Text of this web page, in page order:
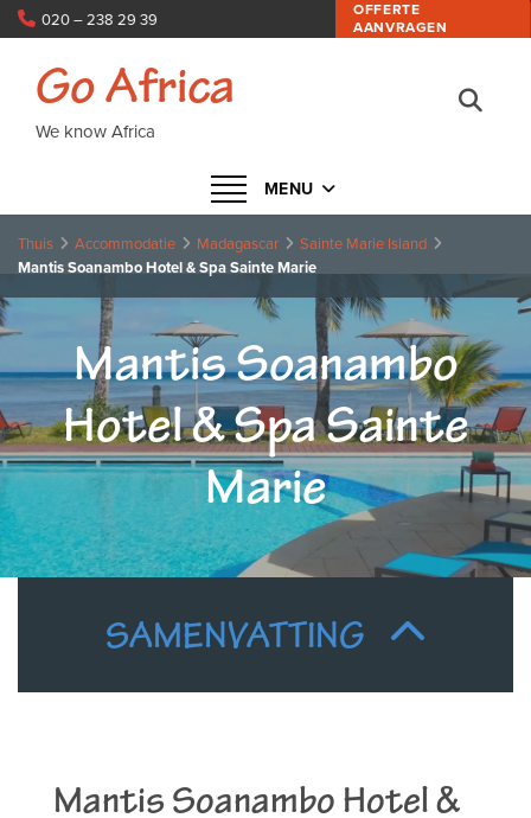
OFFERTE
AANVRAGEN
020 – 238 29 39
Navigatie in- of uitklappen
MENU
Go Africa
We know Africa
Thuis Accommodatie Madagascar
Sainte Marie Island
Mantis Soanambo Hotel & Spa Sainte Marie
Mantis Soanambo
Hotel & Spa Sainte
Marie
SAMENVATTING
Mantis Soanambo Hotel &